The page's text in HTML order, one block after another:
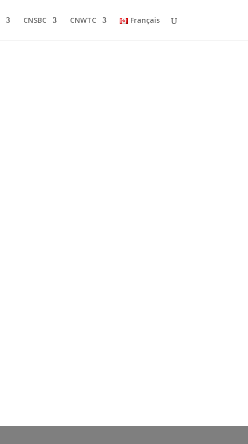
CNSBC CNWTC Français